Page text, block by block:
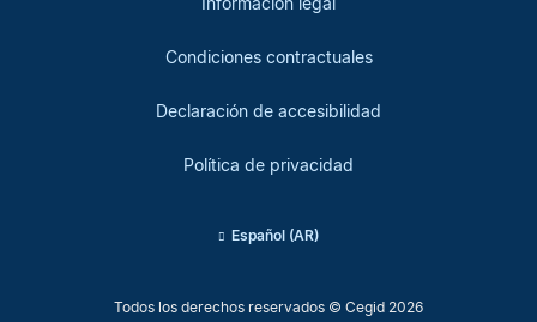
Todos los derechos reservados © Cegid 2026
Condiciones contractuales
Declaración de accesibilidad
Política de privacidad
Español (AR)